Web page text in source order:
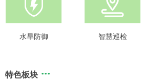
水旱防御 智慧巡检
特色板块 ···